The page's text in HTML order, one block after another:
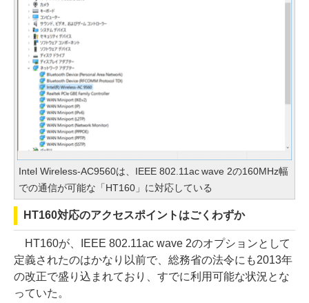
Intel Wireless-AC9560は、IEEE 802.11ac wave 2の160MHz幅
での通信が可能な「HT160」に対応している
HT160対応のアクセスポイントはごくわずか
HT160が、IEEE 802.11ac wave 2のオプションとして
定義されたのはかなり以前で、総務省の法令にも2013年
の改正で盛り込まれており、すでに利用可能な状況とな
っていた。